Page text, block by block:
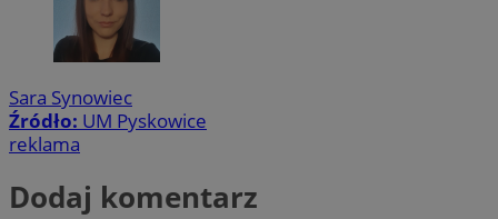
Sara Synowiec
Źródło: UM Pyskowice
reklama
Dodaj komentarz